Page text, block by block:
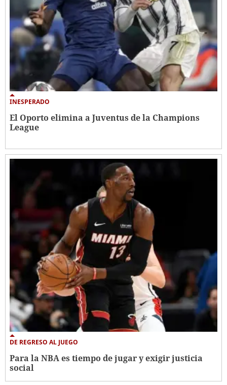
INESPERADO
El Oporto elimina a Juventus de la Champions
League
DE REGRESO AL JUEGO
Para la NBA es tiempo de jugar y exigir justicia
social